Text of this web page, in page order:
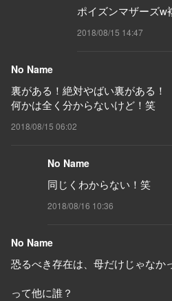
ポイズンマザーズw
2018/08/15 14:47
No Name
裏がある！絶対やばい裏がある！
何かは全く分からないけど！笑
2018/08/15 06:02
No Name
同じくわからない！笑
2018/08/16 10:36
No Name
恐るべき存在は、母だけじゃな
って他に誰？